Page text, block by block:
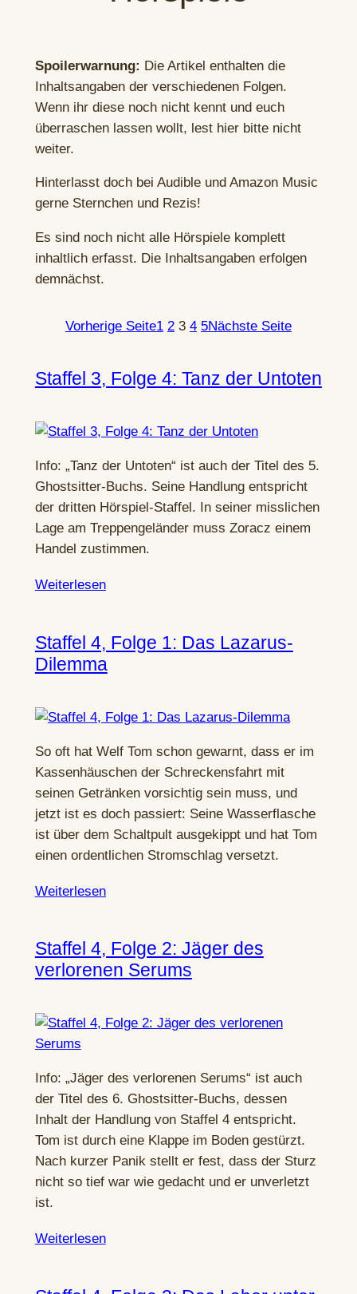
Spoilerwarnung: Die Artikel enthalten die
Inhaltsangaben der verschiedenen Folgen.
Wenn ihr diese noch nicht kennt und euch
überraschen lassen wollt, lest hier bitte nicht
weiter.
Hinterlasst doch bei Audible und Amazon Music
gerne Sternchen und Rezis!
Es sind noch nicht alle Hörspiele komplett
inhaltlich erfasst. Die Inhaltsangaben erfolgen
demnächst.
Vorherige Seite1 2 3 4 5Nächste Seite
Staffel 3, Folge 4: Tanz der Untoten
Info: „Tanz der Untoten“ ist auch der Titel des 5.
Ghostsitter-Buchs. Seine Handlung entspricht
der dritten Hörspiel-Staffel. In seiner misslichen
Lage am Treppengeländer muss Zoracz einem
Handel zustimmen.
Weiterlesen
Staffel 4, Folge 1: Das Lazarus-
Dilemma
So oft hat Welf Tom schon gewarnt, dass er im
Kassenhäuschen der Schreckensfahrt mit
seinen Getränken vorsichtig sein muss, und
jetzt ist es doch passiert: Seine Wasserflasche
ist über dem Schaltpult ausgekippt und hat Tom
einen ordentlichen Stromschlag versetzt.
Weiterlesen
Staffel 4, Folge 2: Jäger des
verlorenen Serums
Info: „Jäger des verlorenen Serums“ ist auch
der Titel des 6. Ghostsitter-Buchs, dessen
Inhalt der Handlung von Staffel 4 entspricht.
Tom ist durch eine Klappe im Boden gestürzt.
Nach kurzer Panik stellt er fest, dass der Sturz
nicht so tief war wie gedacht und er unverletzt
ist.
Weiterlesen